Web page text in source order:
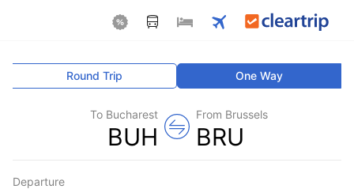
One Way
Round Trip
From Brussels
BRU
To Bucharest
BUH
Departure